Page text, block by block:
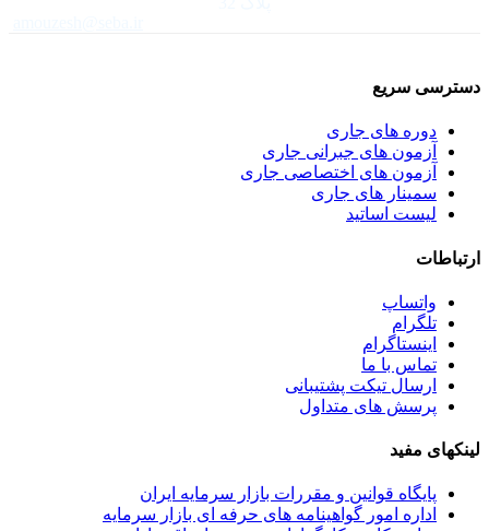
دسترسی سریع
دوره های جاری
آزمون های جبرانی جاری
آزمون های اختصاصی جاری
سمینار های جاری
لیست اساتید
ارتباطات
واتساپ
تلگرام
اینستاگرام
تماس با ما
ارسال تیکت پشتیبانی
پرسش های متداول
لینکهای مفید
پایگاه قوانین و مقررات بازار سرمایه ایران
اداره امور گواهینامه های حرفه ای بازار سرمایه